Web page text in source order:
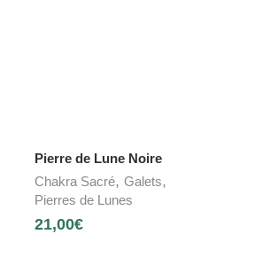
Pierre de Lune Noire
Chakra Sacré,Galets,
Pierres de Lunes
21,00€